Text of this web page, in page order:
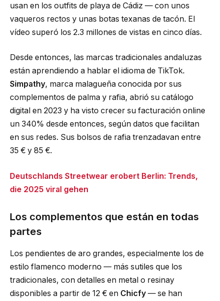
usan en los outfits de playa de Cádiz — con unos
vaqueros rectos y unas botas texanas de tacón. El
vídeo superó los 2.3 millones de vistas en cinco días.
Desde entonces, las marcas tradicionales andaluzas
están aprendiendo a hablar el idioma de TikTok.
Simpathy, marca malagueña conocida por sus
complementos de palma y rafia, abrió su catálogo
digital en 2023 y ha visto crecer su facturación online
un 340% desde entonces, según datos que facilitan
en sus redes. Sus bolsos de rafia trenzadavan entre
35 € y 85 €.
Deutschlands Streetwear erobert Berlin: Trends,
die 2025 viral gehen
Los complementos que están en todas
partes
Los pendientes de aro grandes, especialmente los de
estilo flamenco moderno — más sutiles que los
tradicionales, con detalles en metal o resinay
disponibles a partir de 12 € en Chicfy — se han